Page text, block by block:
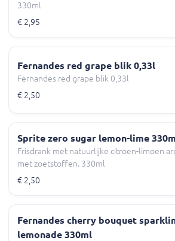
330ml
€ 2,95
Fernandes red grape blik 0,33l
Fernandes red grape blik 0,33l
€ 2,50
Sprite zero sugar lemon-lime
Frisdrank met natuurlijke citroen-limoen
met zoetstoffen. 330ml
€ 2,50
Fernandes cherry bouquet
lemonade 330ml